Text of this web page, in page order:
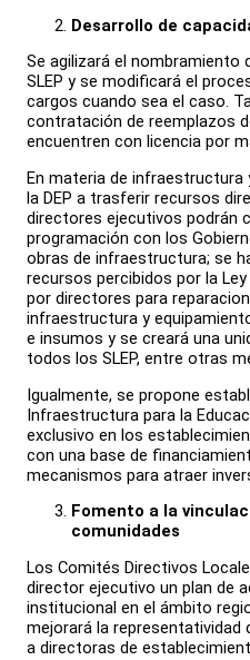
Desarrollo de
Se agilizará el
SLEP y se modificará el
cargos cuando sea el caso.
contratación de reemplazos
encuentren con licencia por
En materia de
la DEP a trasferir recursos
directores ejecutivos podrán
programación con los
obras de infraestructura; se
recursos percibidos por la
por directores para
infraestructura y
e insumos y se creará una
todos los SLEP, entre otras
Igualmente, se propone
Infraestructura para la
exclusivo en los
con una base de
mecanismos para atraer
Fomento a la
comunidades
Los Comités Directivos
director ejecutivo un plan de
institucional en el ámbito
mejorará la representatividad
a directoras de